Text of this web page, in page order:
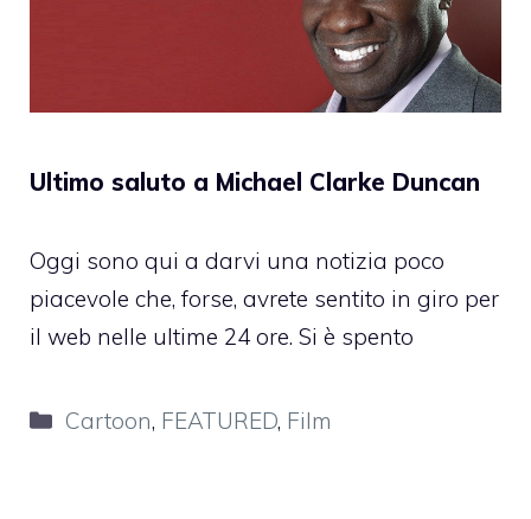
Ultimo saluto a Michael Clarke Duncan
Oggi sono qui a darvi una notizia poco
piacevole che, forse, avrete sentito in giro per
il web nelle ultime 24 ore. Si è spento
Categorie
Cartoon, FEATURED, Film